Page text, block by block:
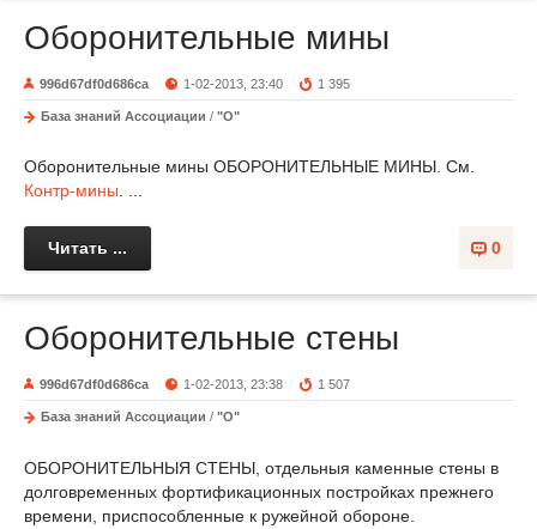
Оборонительные мины
996d67df0d686ca 1-02-2013, 23:40 1 395
База знаний Ассоциации / "О"
Оборонительные мины ОБОРОНИТЕЛЬНЫЕ МИНЫ. См.
Контр-мины. ...
0
Читать ...
Оборонительные стены
996d67df0d686ca 1-02-2013, 23:38 1 507
База знаний Ассоциации / "О"
ОБОРОНИТЕЛЬНЫЯ СТЕНЫ, отдельныя каменные стены в
долговременных фортификационных постройках прежнего
времени, приспособленные к ружейной обороне.